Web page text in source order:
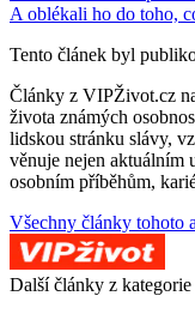
A oblékali ho do toho,
Tento článek byl
Články z VIPŽivot.cz
života známých
lidskou stránku slávy,
věnuje nejen aktuálním
osobním příběhům,
Všechny články tohoto
Další články z kategorie